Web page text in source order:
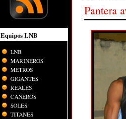
Equipos LNB
LNB
MARINEROS
METROS
GIGANTES
REALES
CAÑEROS
SOLES
TITANES
Pantera